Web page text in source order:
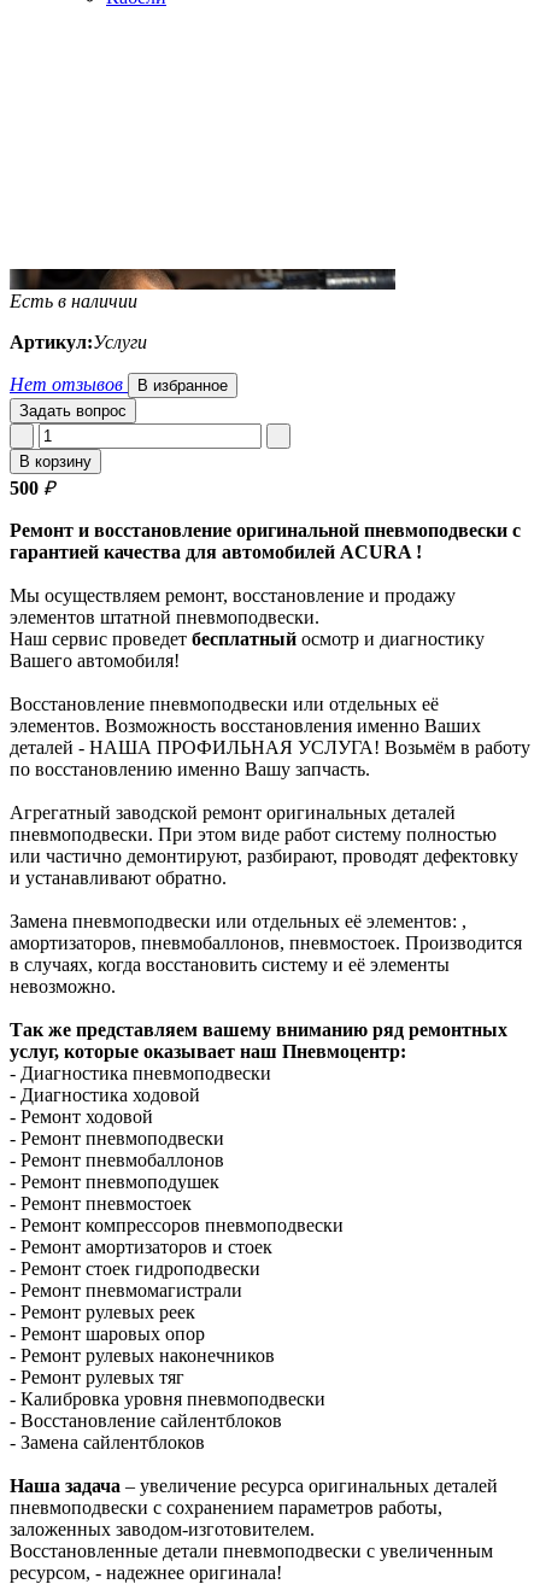
Есть в наличии
Артикул:Услуги
Нет отзывов
В избранное
Задать вопрос
В корзину
500 ₽
Ремонт и восстановление оригинальной пневмоподвески с
гарантией качества для автомобилей ACURA !
Мы осуществляем ремонт, восстановление и продажу
элементов штатной пневмоподвески.
Наш сервис проведет бесплатный осмотр и диагностику
Вашего автомобиля!
Восстановление пневмоподвески или отдельных её
элементов. Возможность восстановления именно Ваших
деталей - НАША ПРОФИЛЬНАЯ УСЛУГА! Возьмём в работу
по восстановлению именно Вашу запчасть.
Агрегатный заводской ремонт оригинальных деталей
пневмоподвески. При этом виде работ систему полностью
или частично демонтируют, разбирают, проводят дефектовку
и устанавливают обратно.
Замена пневмоподвески или отдельных её элементов: ,
амортизаторов, пневмобаллонов, пневмостоек. Производится
в случаях, когда восстановить систему и её элементы
невозможно.
Так же представляем вашему вниманию ряд ремонтных
услуг, которые оказывает наш Пневмоцентр:
- Диагностика пневмоподвески
- Диагностика ходовой
- Ремонт ходовой
- Ремонт пневмоподвески
- Ремонт пневмобаллонов
- Ремонт пневмоподушек
- Ремонт пневмостоек
- Ремонт компрессоров пневмоподвески
- Ремонт амортизаторов и стоек
- Ремонт стоек гидроподвески
- Ремонт пневмомагистрали
- Ремонт рулевых реек
- Ремонт шаровых опор
- Ремонт рулевых наконечников
- Ремонт рулевых тяг
- Калибровка уровня пневмоподвески
- Восстановление сайлентблоков
- Замена сайлентблоков
Наша задача – увеличение ресурса оригинальных деталей
пневмоподвески с сохранением параметров работы,
заложенных заводом-изготовителем.
Восстановленные детали пневмоподвески с увеличенным
ресурсом, - надежнее оригинала!